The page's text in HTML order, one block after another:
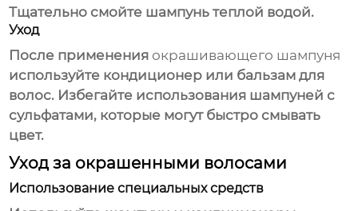
Тщательно смойте шампунь теплой водой.
Уход
После применения окрашивающего шампуня
используйте кондиционер или бальзам для
волос. Избегайте использования шампуней с
сульфатами, которые могут быстро смывать
цвет.
Уход за окрашенными волосами
Использование специальных средств